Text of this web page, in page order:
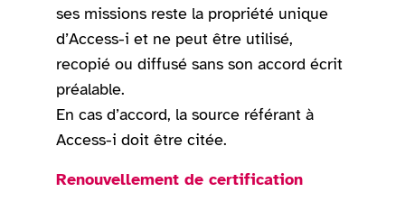
ses missions reste la propriété unique
d’Access-i et ne peut être utilisé,
recopié ou diffusé sans son accord écrit
préalable.
En cas d’accord, la source référant à
Access-i doit être citée.
Renouvellement de certification